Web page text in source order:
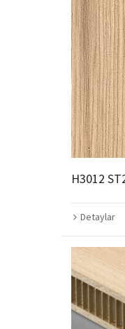
H3012
Detaylar